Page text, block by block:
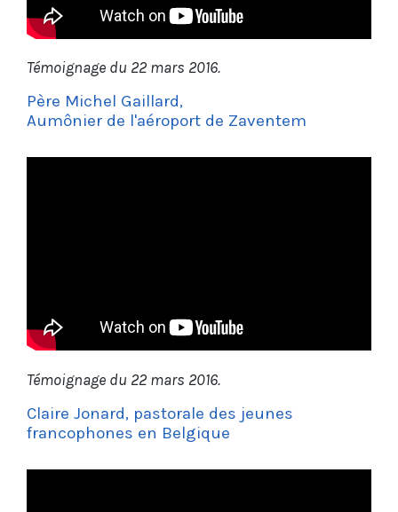
Témoignage du 22 mars 2016.
Père Michel Gaillard,
Aumônier de l'aéroport de Zaventem
Témoignage du 22 mars 2016.
Claire Jonard, pastorale des jeunes
francophones en Belgique